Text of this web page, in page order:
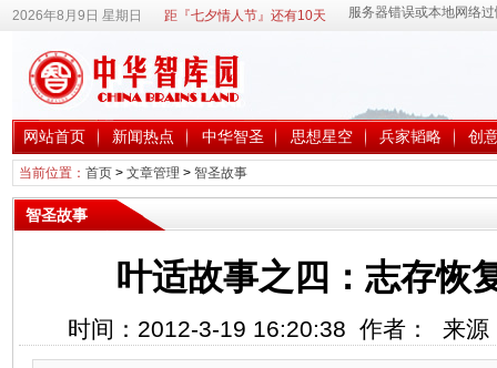
2026年8月9日 星期日 距『七夕情人节』还有10天
网站首页 新闻热点 中华智圣 思想星空 兵家韬略 创
当前位置： 首页> 文章管理 > 智圣故事
智圣故事
叶适故事之四：志存恢
时间：2012-3-19 16:20:38 作者： 来